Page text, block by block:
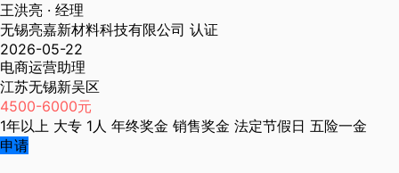
王洪亮 · 经理
无锡亮嘉新材料科技有限公司 认证
2026-05-22
电商运营助理
江苏无锡新吴区
4500-6000元
1年以上 大专 1人 年终奖金 销售奖金 法定节假日 五险一金
申请